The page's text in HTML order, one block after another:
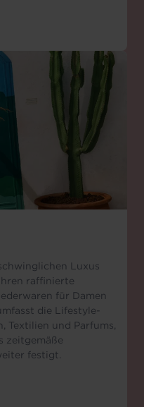
Luxus
raffinierte
für Damen
die Lifestyle-
Textilien und Parfums,
zeitgemäße
festigt.